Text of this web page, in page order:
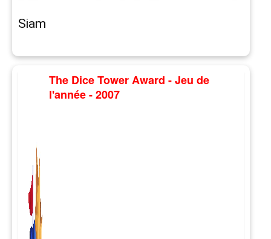
Siam
The Dice Tower Award - Jeu de
l'année - 2007